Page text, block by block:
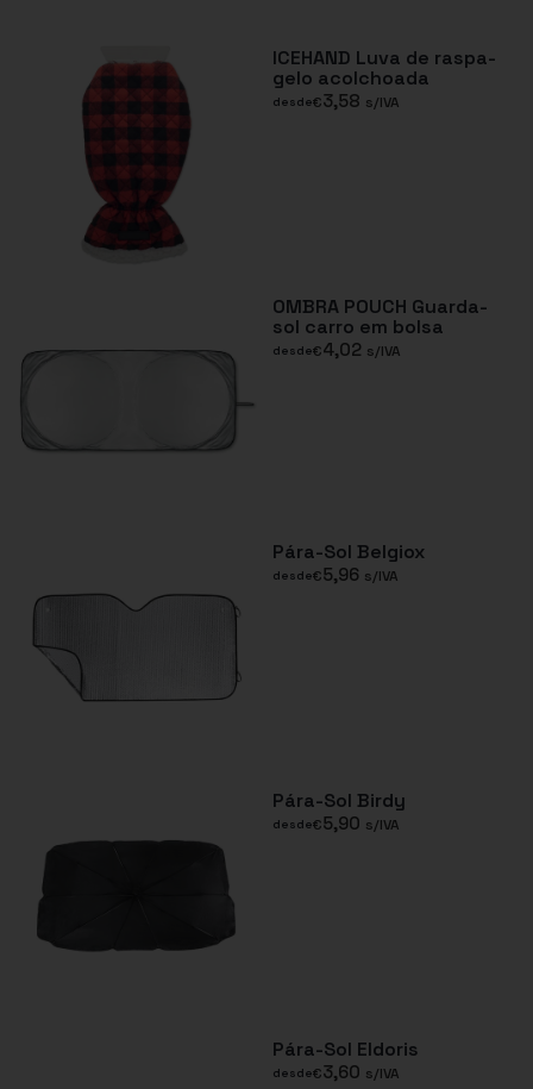
ICEHAND Luva de raspa-
gelo acolchoada
desde€3,58 s/IVA
OMBRA POUCH Guarda-
sol carro em bolsa
desde€4,02 s/IVA
Pára-Sol Belgiox
desde€5,96 s/IVA
Pára-Sol Birdy
desde€5,90 s/IVA
Pára-Sol Eldoris
desde€3,60 s/IVA